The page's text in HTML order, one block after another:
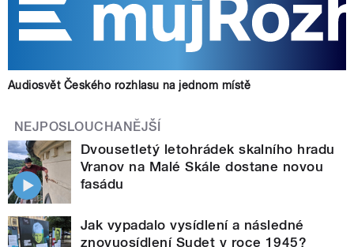
Audiosvět Českého rozhlasu na jednom místě
NEJPOSLOUCHANĚJŠÍ
Dvousetletý letohrádek skalního hradu
Vranov na Malé Skále dostane novou
fasádu
Jak vypadalo vysídlení a následné
znovuosídlení Sudet v roce 1945?